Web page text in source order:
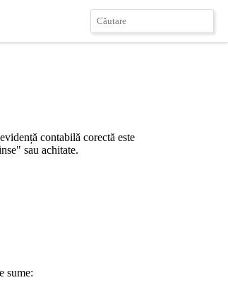
contabilă corectă este
sau achitate.
sume: